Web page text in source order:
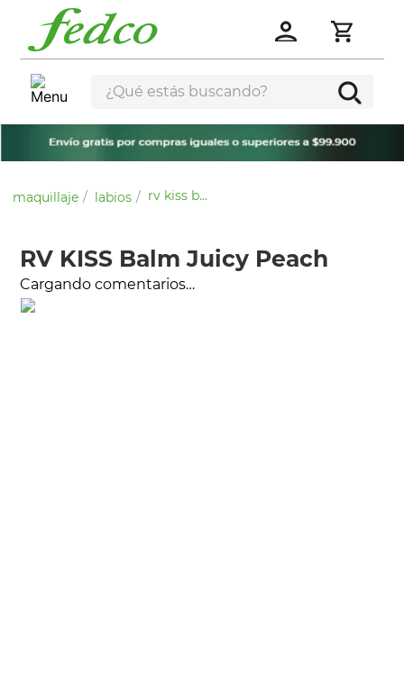
¿Qué estás buscando?
maquillaje labios rv kiss balm juicy peach
RV KISS Balm Juicy Peach
Cargando comentarios…